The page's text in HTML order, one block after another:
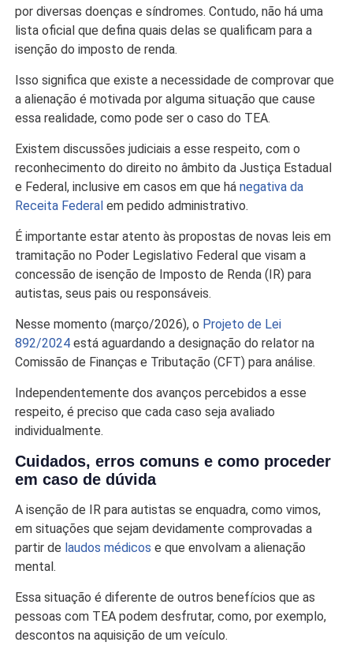
por diversas doenças e síndromes. Contudo, não há uma
lista oficial que defina quais delas se qualificam para a
isenção do imposto de renda.
Isso significa que existe a necessidade de comprovar que
a alienação é motivada por alguma situação que cause
essa realidade, como pode ser o caso do TEA.
Existem discussões judiciais a esse respeito, com o
reconhecimento do direito no âmbito da Justiça Estadual
e Federal, inclusive em casos em que hánegativa da
Receita Federal em pedido administrativo.
É importante estar atento às propostas de novas leis em
tramitação no Poder Legislativo Federal que visam a
concessão de isenção de Imposto de Renda (IR) para
autistas, seus pais ou responsáveis.
Nesse momento (março/2026), o Projeto de Lei
892/2024 está aguardando a designação do relator na
Comissão de Finanças e Tributação (CFT) para análise.
Independentemente dos avanços percebidos a esse
respeito, é preciso que cada caso seja avaliado
individualmente.
Cuidados, erros comuns e como proceder
em caso de dúvida
A isenção de IR para autistas se enquadra, como vimos,
em situações que sejam devidamente comprovadas a
partir de laudos médicos e que envolvam a alienação
mental.
Essa situação é diferente de outros benefícios que as
pessoas com TEA podem desfrutar, como, por exemplo,
descontos na aquisição de um veículo.